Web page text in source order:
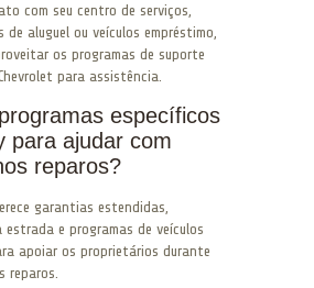
com seu centro de serviços,
de aluguel ou veículos empréstimo,
os programas de suporte
para assistência.
específicos
para ajudar com
reparos?
garantias estendidas,
e programas de veículos
apoiar os proprietários durante
reparos.